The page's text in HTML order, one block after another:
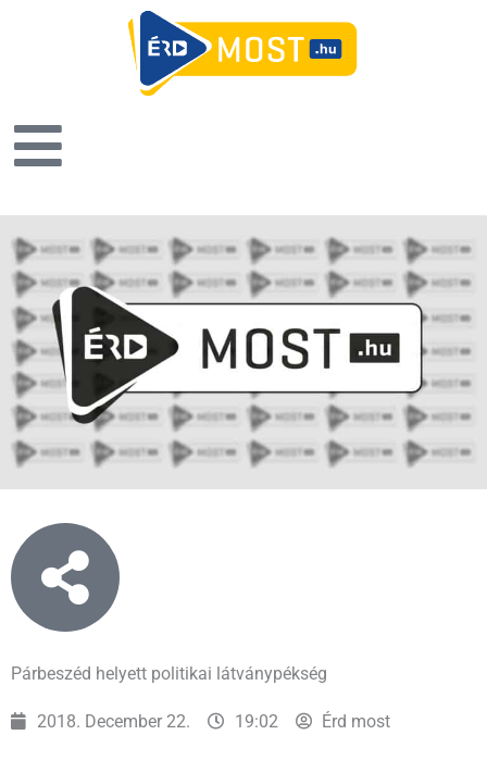
Párbeszéd helyett politikai látványpékség
2018. December 22. 19:02 Érd most